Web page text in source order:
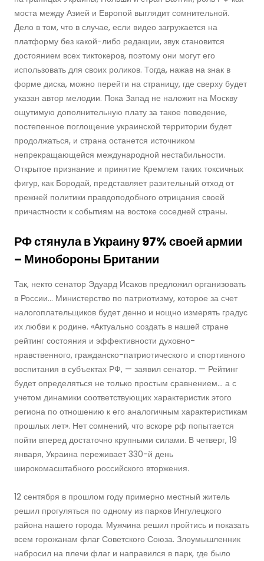
моста между Азией и Европой выглядит сомнительной.
Дело в том, что в случае, если видео загружается на
платформу без какой-либо редакции, звук становится
достоянием всех тиктокеров, поэтому они могут его
использовать для своих роликов. Тогда, нажав на знак в
форме диска, можно перейти на страницу, где сверху будет
указан автор мелодии. Пока Запад не наложит на Москву
ощутимую дополнительную плату за такое поведение,
постепенное поглощение украинской территории будет
продолжаться, и страна останется источником
непрекращающейся международной нестабильности.
Открытое признание и принятие Кремлем таких токсичных
фигур, как Бородай, представляет разительный отход от
прежней политики правдоподобного отрицания своей
причастности к событиям на востоке соседней страны.
РФ стянула в Украину 97% своей армии
– Минобороны Британии
Так, некто сенатор Эдуард Исаков предложил организовать
в России… Министерство по патриотизму, которое за счет
налогоплательщиков будет денно и нощно измерять градус
их любви к родине. «Актуально создать в нашей стране
рейтинг состояния и эффективности духовно-
нравственного, гражданско-патриотического и спортивного
воспитания в субъектах РФ, — заявил сенатор. — Рейтинг
будет определяться не только простым сравнением… а с
учетом динамики соответствующих характеристик этого
региона по отношению к его аналогичным характеристикам
прошлых лет». Нет сомнений, что вскоре рф попытается
пойти вперед достаточно крупными силами. В четверг, 19
января, Украина переживает 330-й день
широкомасштабного российского вторжения.
12 сентября в прошлом году примерно местный житель
решил прогуляться по одному из парков Ингулецкого
района нашего города. Мужчина решил пройтись и показать
всем горожанам флаг Советского Союза. Злоумышленник
набросил на плечи флаг и направился в парк, где было